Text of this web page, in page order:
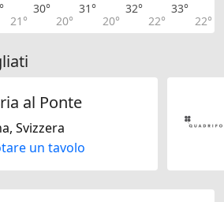
21°
30°
20°
31°
20°
32°
22°
33°
22°
al Ponte
Svizzera
un tavolo